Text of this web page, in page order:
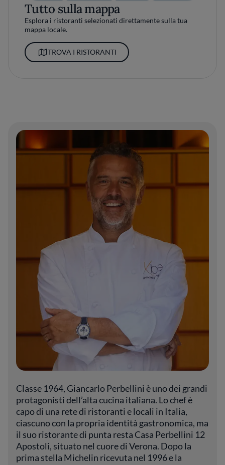
Tutto sulla mappa
Esplora i ristoranti selezionati direttamente sulla tua
mappa locale.
TROVA I RISTORANTI
Classe 1964, Giancarlo Perbellini è uno dei grandi
protagonisti dell’alta cucina italiana. Lo chef è
capo di una rete di ristoranti e locali in Italia,
ciascuno con la propria identità gastronomica, ma
il suo ristorante di punta resta Casa Perbellini 12
Apostoli, situato nel cuore di Verona. Dopo la
prima stella Michelin ricevuta nel 1996 e la